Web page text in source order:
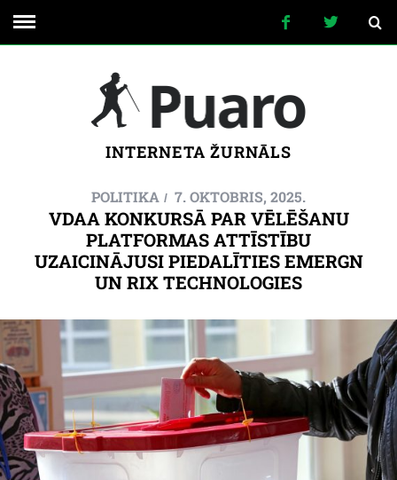
INTERNETA ŽURNĀLS
POLITIKA 7. OKTOBRIS, 2025.
VDAA KONKURSĀ PAR VĒLĒŠANU
PLATFORMAS ATTĪSTĪBU
UZAICINĀJUSI PIEDALĪTIES EMERGN
UN RIX TECHNOLOGIES